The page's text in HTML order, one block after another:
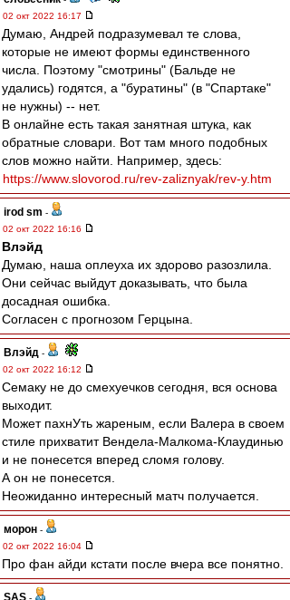
02 окт 2022 16:17
Думаю, Андрей подразумевал те слова,
которые не имеют формы единственного
числа. Поэтому "смотрины" (Бальде не
удались) годятся, а "буратины" (в "Спартаке"
не нужны) -- нет.
В онлайне есть такая занятная штука, как
обратные словари. Вот там много подобных
слов можно найти. Например, здесь:
https://www.slovorod.ru/rev-zaliznyak/rev-y.htm
irod sm -
02 окт 2022 16:16
Влэйд
Думаю, наша оплеуха их здорово разозлила.
Они сейчас выйдут доказывать, что была
досадная ошибка.
Согласен с прогнозом Герцына.
Влэйд -
02 окт 2022 16:12
Семаку не до смехуечков сегодня, вся основа
выходит.
Может пахнУть жареным, если Валера в своем
стиле прихватит Вендела-Малкома-Клаудинью
и не понесется вперед сломя голову.
А он не понесется.
Неожиданно интересный матч получается.
морон -
02 окт 2022 16:04
Про фан айди кстати после вчера все понятно.
SAS -